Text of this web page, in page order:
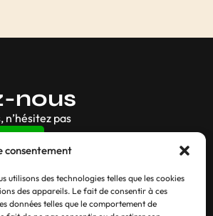
consentement
utilisons des technologies telles que les cookies
des appareils. Le fait de consentir à ces
données telles que le comportement de
nous
n’hésitez pas